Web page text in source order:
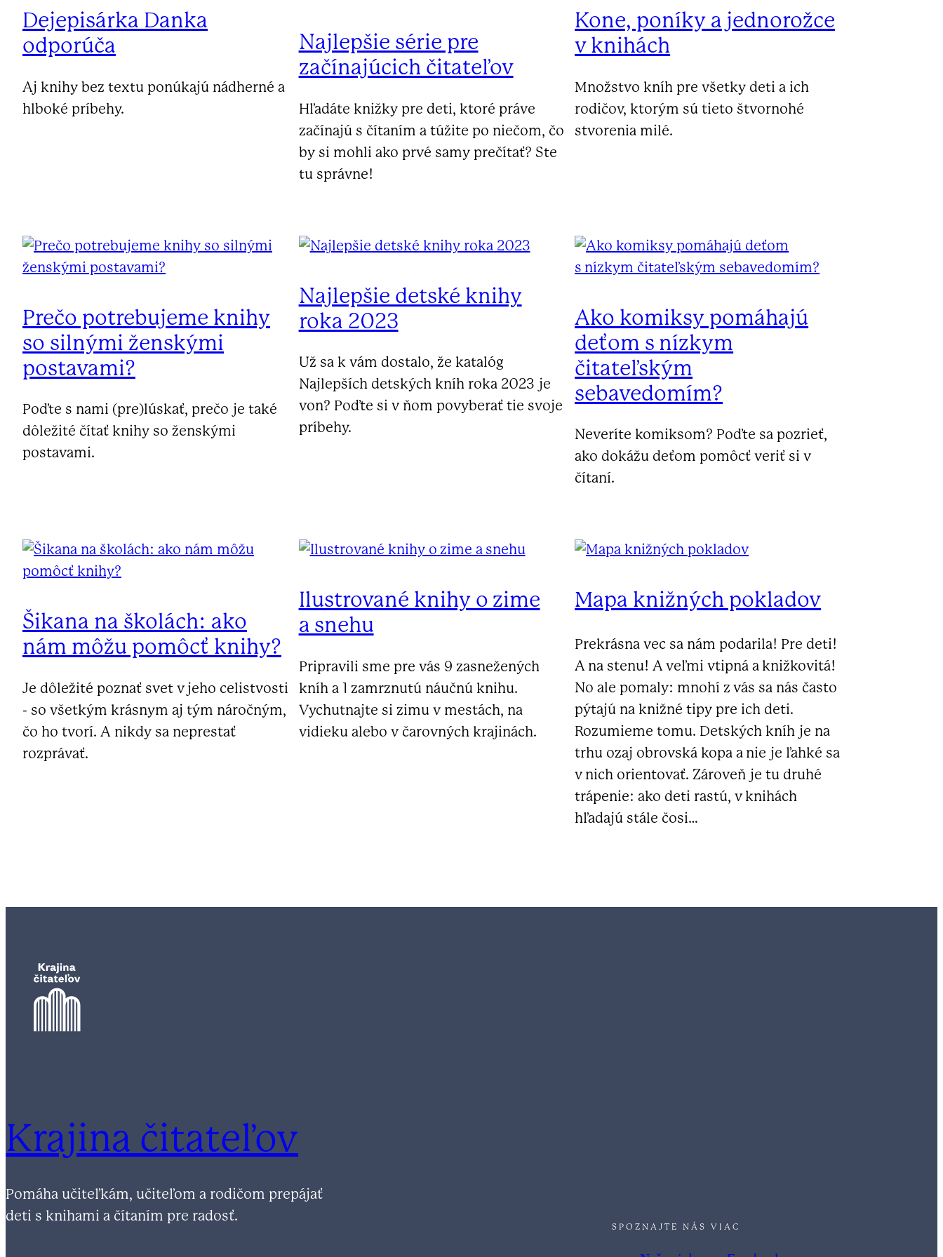
Dejepisárka Danka
odporúča
Aj knihy bez textu ponúkajú nádherné a
hlboké príbehy.
Najlepšie série pre
začínajúcich čitateľov
Hľadáte knižky pre deti, ktoré práve
začínajú s čítaním a túžite po niečom, čo
by si mohli ako prvé samy prečítať? Ste
tu správne!
Kone, poníky a jednorožce
v knihách
Množstvo kníh pre všetky deti a ich
rodičov, ktorým sú tieto štvornohé
stvorenia milé.
Prečo potrebujeme knihy
so silnými ženskými
postavami?
Poďte s nami (pre)lúskať, prečo je také
dôležité čítať knihy so ženskými
postavami.
Najlepšie detské knihy
roka 2023
Už sa k vám dostalo, že katalóg
Najlepších detských kníh roka 2023 je
von? Poďte si v ňom povyberať tie svoje
príbehy.
Ako komiksy pomáhajú
deťom s nízkym
čitateľským
sebavedomím?
Neveríte komiksom? Poďte sa pozrieť,
ako dokážu deťom pomôcť veriť si v
čítaní.
Šikana na školách: ako
nám môžu pomôcť knihy?
Je dôležité poznať svet v jeho celistvosti
- so všetkým krásnym aj tým náročným,
čo ho tvorí. A nikdy sa neprestať
rozprávať.
Ilustrované knihy o zime
a snehu
Pripravili sme pre vás 9 zasnežených
kníh a 1 zamrznutú náučnú knihu.
Vychutnajte si zimu v mestách, na
vidieku alebo v čarovných krajinách.
Mapa knižných pokladov
Prekrásna vec sa nám podarila! Pre deti!
A na stenu! A veľmi vtipná a knižkovitá!
No ale pomaly: mnohí z vás sa nás často
pýtajú na knižné tipy pre ich deti.
Rozumieme tomu. Detských kníh je na
trhu ozaj obrovská kopa a nie je ľahké sa
v nich orientovať. Zároveň je tu druhé
trápenie: ako deti rastú, v knihách
hľadajú stále čosi…
Krajina čitateľov
Pomáha učiteľkám, učiteľom a rodičom prepájať
deti s knihami a čítaním pre radosť.
SPOZNAJTE NÁS VIAC